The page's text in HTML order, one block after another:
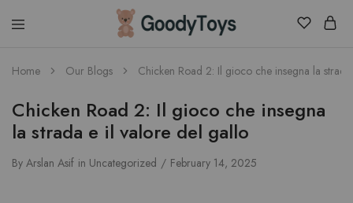
Children
Toys
Home Our Blogs Chicken Road 2: Il gioco che insegna la
Chicken Road 2: Il gioco che insegna
la strada e il valore del gallo
By Arslan Asif in Uncategorized February 14, 2025